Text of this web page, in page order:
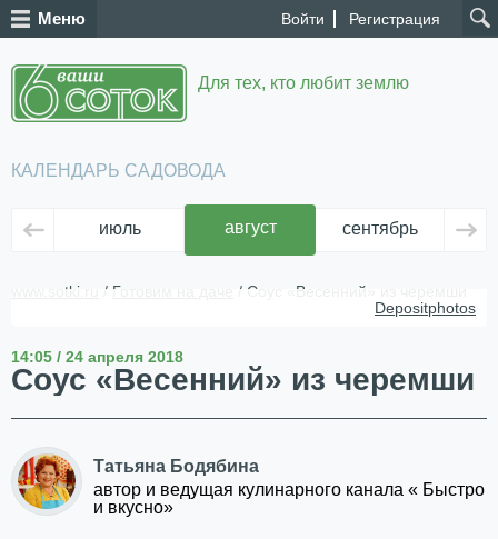
Войти Регистрация
Меню
Для тех, кто любит землю
КАЛЕНДАРЬ САДОВОДА
июль август сентябрь
www.sotki.ru / Готовим на даче
/ Соус «Весенний» из черемши
Depositphotos
14:05 / 24 апреля 2018
Соус «Весенний» из черемши
Татьяна Бодябина
автор и ведущая кулинарного канала « Быстро
и вкусно»